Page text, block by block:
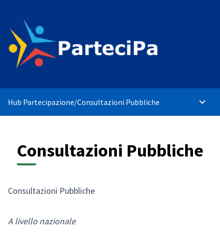
Hub Partecipazione/Consultazioni Pubbliche
Consultazioni Pubbliche
Consultazioni Pubbliche
A livello nazionale